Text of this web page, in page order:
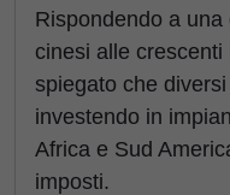
Rispondendo a
cinesi alle
spiegato che
investendo in
Africa e Sud
imposti.